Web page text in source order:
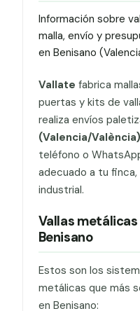
Información sobre
malla, envío y
en Benisano
Vallate fabrica
puertas y kits de
realiza envíos
(Valencia/València)
teléfono o
adecuado a tu
industrial.
Vallas
Benisano
Estos son los
metálicas que más
en Benisano: